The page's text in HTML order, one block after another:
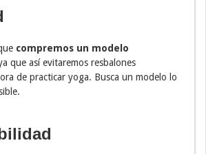
compremos un modelo
que así evitaremos resbalones
de practicar yoga. Busca un modelo lo